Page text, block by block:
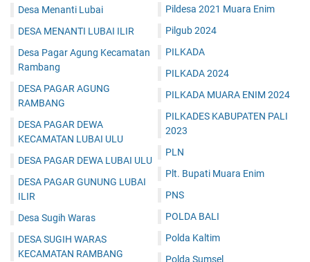
Desa Menanti Lubai
DESA MENANTI LUBAI ILIR
Desa Pagar Agung Kecamatan
Rambang
DESA PAGAR AGUNG
RAMBANG
DESA PAGAR DEWA
KECAMATAN LUBAI ULU
DESA PAGAR DEWA LUBAI ULU
DESA PAGAR GUNUNG LUBAI
ILIR
Desa Sugih Waras
DESA SUGIH WARAS
KECAMATAN RAMBANG
Pildesa 2021 Muara Enim
Pilgub 2024
PILKADA
PILKADA 2024
PILKADA MUARA ENIM 2024
PILKADES KABUPATEN PALI
2023
PLN
Plt. Bupati Muara Enim
PNS
POLDA BALI
Polda Kaltim
Polda Sumsel